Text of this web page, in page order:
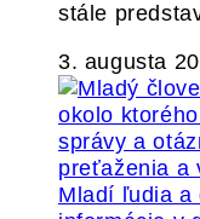
stále
3. augusta
Mladí ľudia a